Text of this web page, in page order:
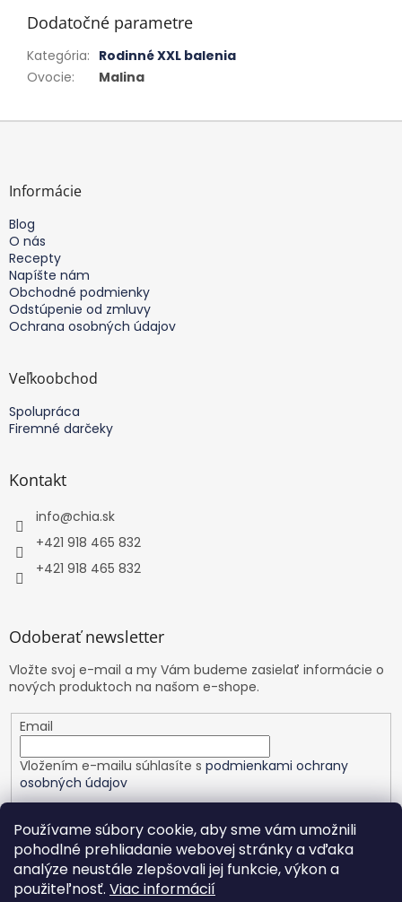
Používame súbory cookie, aby sme vám umožnili
pohodlné prehliadanie webovej stránky a vďaka
analýze neustále zlepšovali jej funkcie, výkon a
použiteľnosť. Viac informácií
Dodatočné parametre
Kategória: Rodinné XXL balenia
Ovocie: Malina
Z
Informácie
Blog
O nás
Recepty
Napíšte nám
Obchodné podmienky
Odstúpenie od zmluvy
Ochrana osobných údajov
Veľkoobchod
Spolupráca
Firemné darčeky
Kontakt
info@chia.sk
+421 918 465 832
+421 918 465 832
Odoberať newsletter
Vložte svoj e-mail a my Vám budeme zasielať informácie o
nových produktoch na našom e-shope.
Email
Vložením e-mailu súhlasíte s podmienkami ochrany
osobných údajov
PRIHLÁSIŤ SA